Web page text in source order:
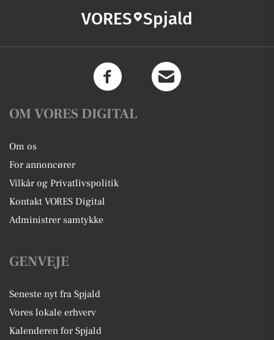
VORES Spjald
OM VORES DIGITAL
Om os
For annoncører
Vilkår og Privatlivspolitik
Kontakt VORES Digital
Administrer samtykke
GENVEJE
Seneste nyt fra Spjald
Vores lokale erhverv
Kalenderen for Spjald